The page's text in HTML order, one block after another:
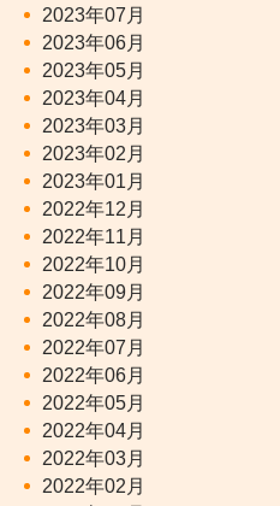
2023年07月
2023年06月
2023年05月
2023年04月
2023年03月
2023年02月
2023年01月
2022年12月
2022年11月
2022年10月
2022年09月
2022年08月
2022年07月
2022年06月
2022年05月
2022年04月
2022年03月
2022年02月